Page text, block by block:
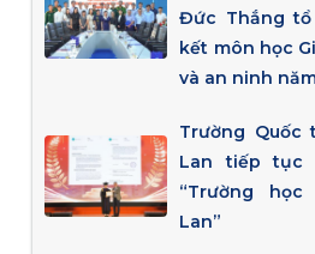
Đức Thắng
kết môn học
và an ninh
Trường Quốc
Lan tiếp tục
“Trường
Lan”